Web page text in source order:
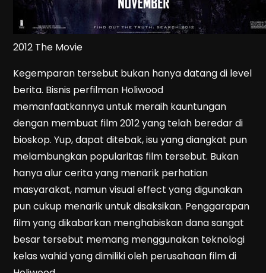
2012 The Movie
Kegemparan tersebut bukan hanya datang di level
berita. Bisnis perfilman Holiwood
memanfaatkannya untuk meraih kauntungan
dengan membuat film 2012 yang telah beredar di
bioskop. Yup, dapat ditebak, isu yang diangkat pun
melambungkan popularitas film tersebut. Bukan
hanya alur cerita yang menarik perhatian
masyarakat, namun visual effect yang digunakan
pun cukup menarik untuk disaksikan. Penggarapan
film yang dikabarkan menghabiskan dana sangat
besar tersebut memang menggunakan teknologi
kelas wahid yang dimiliki oleh perusahaan film di